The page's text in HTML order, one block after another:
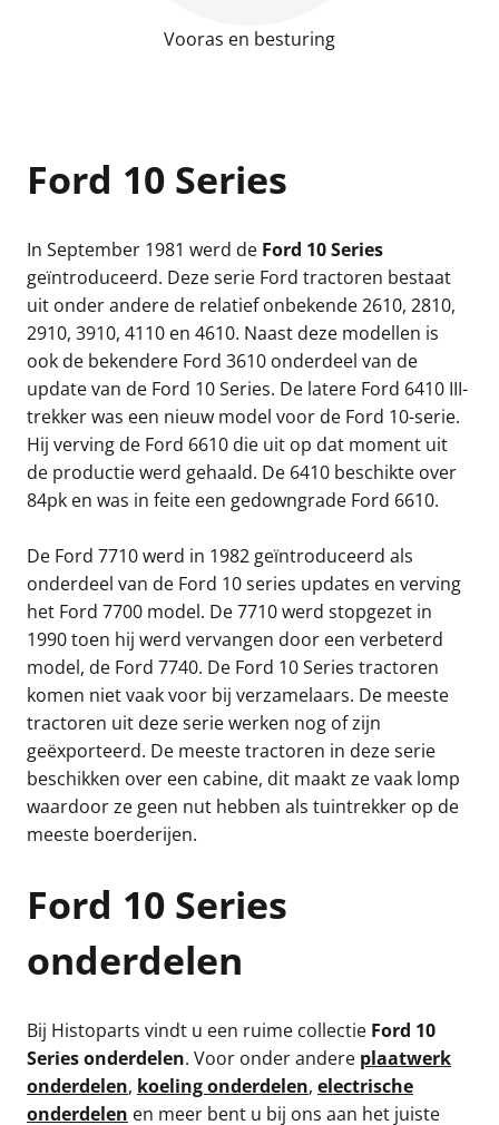
Vooras en besturing
Ford 10 Series
In September 1981 werd de Ford 10 Series
geïntroduceerd. Deze serie Ford tractoren bestaat
uit onder andere de relatief onbekende 2610, 2810,
2910, 3910, 4110 en 4610. Naast deze modellen is
ook de bekendere Ford 3610 onderdeel van de
update van de Ford 10 Series. De latere Ford 6410 III-
trekker was een nieuw model voor de Ford 10-serie.
Hij verving de Ford 6610 die uit op dat moment uit
de productie werd gehaald. De 6410 beschikte over
84pk en was in feite een gedowngrade Ford 6610.
De Ford 7710 werd in 1982 geïntroduceerd als
onderdeel van de Ford 10 series updates en verving
het Ford 7700 model. De 7710 werd stopgezet in
1990 toen hij werd vervangen door een verbeterd
model, de Ford 7740. De Ford 10 Series tractoren
komen niet vaak voor bij verzamelaars. De meeste
tractoren uit deze serie werken nog of zijn
geëxporteerd. De meeste tractoren in deze serie
beschikken over een cabine, dit maakt ze vaak lomp
waardoor ze geen nut hebben als tuintrekker op de
meeste boerderijen.
Ford 10 Series
onderdelen
Bij Histoparts vindt u een ruime collectie Ford 10
Series onderdelen. Voor onder andere plaatwerk
onderdelen, koeling onderdelen, electrische
onderdelen en meer bent u bij ons aan het juiste